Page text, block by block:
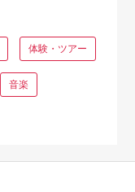
体験・ツアー
音楽